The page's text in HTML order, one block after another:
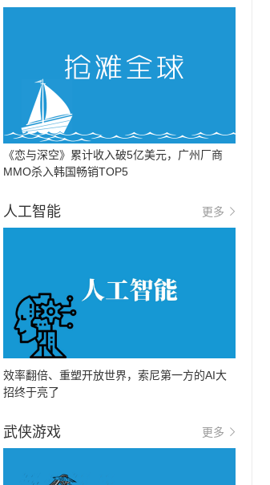
《恋与深空》累计收入破5亿美元，广州厂商
MMO杀入韩国畅销TOP5
人工智能 更多
效率翻倍、重塑开放世界，索尼第一方的AI大
招终于亮了
武侠游戏 更多